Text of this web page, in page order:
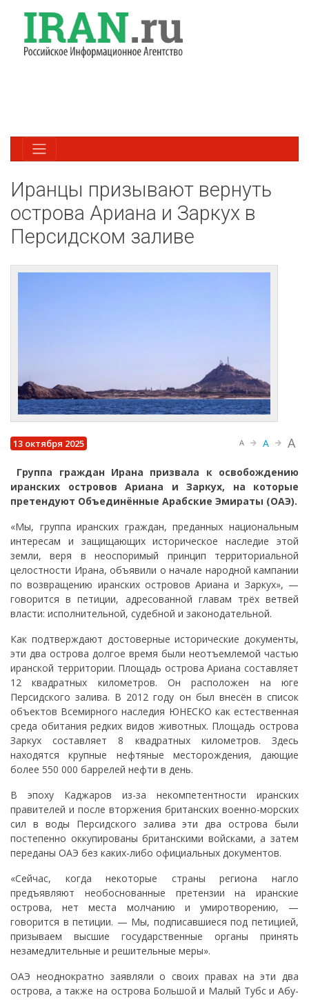
Иранцы призывают вернуть
острова Ариана и Заркух в
Персидском заливе
13 октября 2025 A A A
Группа граждан Ирана призвала к освобождению
иранских островов Ариана и Заркух, на которые
претендуют Объединённые Арабские Эмираты (ОАЭ).
«Мы, группа иранских граждан, преданных национальным
интересам и защищающих историческое наследие этой
земли, веря в неоспоримый принцип территориальной
целостности Ирана, объявили о начале народной кампании
по возвращению иранских островов Ариана и Заркух», —
говорится в петиции, адресованной главам трёх ветвей
власти: исполнительной, судебной и законодательной.
Как подтверждают достоверные исторические документы,
эти два острова долгое время были неотъемлемой частью
иранской территории. Площадь острова Ариана составляет
12 квадратных километров. Он расположен на юге
Персидского залива. В 2012 году он был внесён в список
объектов Всемирного наследия ЮНЕСКО как естественная
среда обитания редких видов животных. Площадь острова
Заркух составляет 8 квадратных километров. Здесь
находятся крупные нефтяные месторождения, дающие
более 550 000 баррелей нефти в день.
В эпоху Каджаров из-за некомпетентности иранских
правителей и после вторжения британских военно-морских
сил в воды Персидского залива эти два острова были
постепенно оккупированы британскими войсками, а затем
переданы ОАЭ без каких-либо официальных документов.
«Сейчас, когда некоторые страны региона нагло
предъявляют необоснованные претензии на иранские
острова, нет места молчанию и умиротворению, —
говорится в петиции. — Мы, подписавшиеся под петицией,
призываем высшие государственные органы принять
незамедлительные и решительные меры».
ОАЭ неоднократно заявляли о своих правах на эти два
острова, а также на острова Большой и Малый Тубс и Абу-